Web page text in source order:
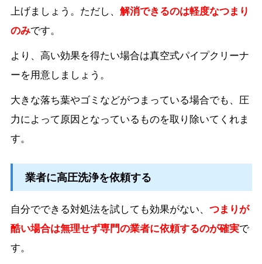
上げましょう。ただし、 解消できるのは軽度なつまり
のみです。
より、高い効果を得たい場合は真空式パイプクリーナ
ーを用意しましょう。
大きな落ち葉やゴミなどがつまっている場合でも、圧
力によって原因となっているものを取り除いてくれま
す。
業者に高圧洗浄を依頼する
自分でできる対処法を試しても効果がない、 つまりが
酷い場合は無理せず専門の業者に依頼するのが確実で
す。